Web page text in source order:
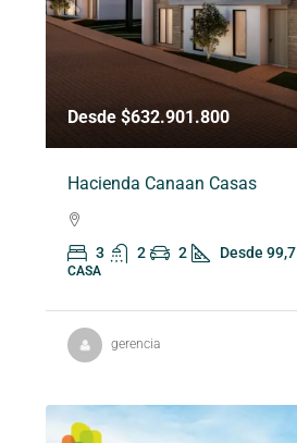
Desde $632.901.800
Hacienda Canaan Casas
3 2 2 Desde 99,7
CASA
gerencia